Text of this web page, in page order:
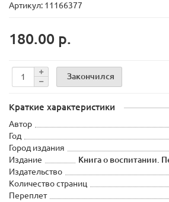
Артикул: 11166377
180.00 р.
Закончился
Краткие характеристики
Автор
Год
Город издания
Издание
Книга о воспитании.
Издательство
Количество страниц
Переплет